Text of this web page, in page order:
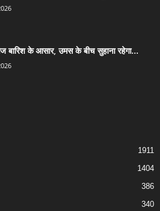
बारिश के आसार, उमस के बीच सुहाना रहेगा...
1911
1404
386
340